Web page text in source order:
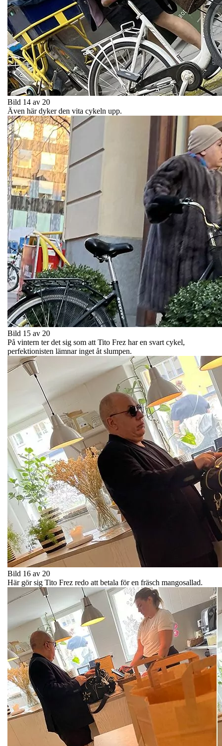
Bild 14 av 20
Även här dyker den vita cykeln upp.
Bild 15 av 20
På vintern ter det sig som att Tito Frez har en svart cykel,
perfektionisten lämnar inget åt slumpen.
Bild 16 av 20
Här gör sig Tito Frez redo att betala för en fräsch mangosallad.